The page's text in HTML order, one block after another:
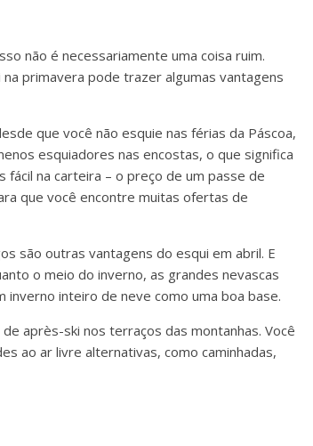
não é necessariamente uma coisa ruim.
primavera pode trazer algumas vantagens
que você não esquie nas férias da Páscoa,
esquiadores nas encostas, o que significa
fácil na carteira – o preço de um passe de
que você encontre muitas ofertas de
são outras vantagens do esqui em abril. E
o meio do inverno, as grandes nevascas
inteiro de neve como uma boa base.
après-ski nos terraços das montanhas. Você
ao ar livre alternativas, como caminhadas,